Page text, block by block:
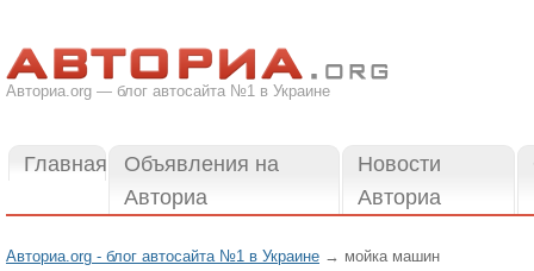
Авториа.org — блог автосайта №1 в Украине
Главная
Объявления на
Авториа
Новости
Авториа
Авториа.org - блог автосайта №1 в Украине → мойка машин